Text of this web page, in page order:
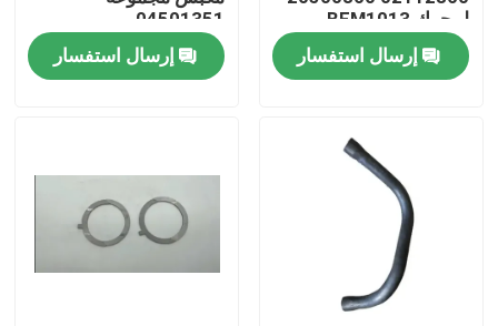
رقابة جودة
اطلب اقتباس
قطع غيار حفارة
لمحرك BFM1013
إرسال استفسار
04501351
إرسال استفسار